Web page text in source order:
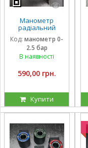
Манометр
радіальний
гліцириновий
вібростійкий 63
мм 0-2,5 Бар
Італія
Код: манометр 0-
2.5 бар
В наявності
590,00 грн.
Купити